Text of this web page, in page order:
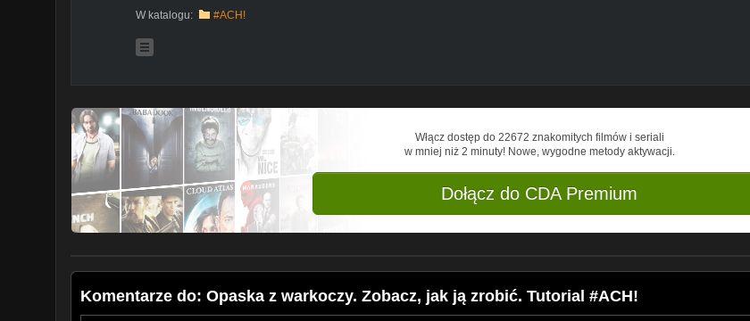
OBSERWUJ NAS NA SNAPIE: follow.gazeta
W katalogu: #ACH!
Włącz dostęp do 22672 znakomitych filmów i seriali
w mniej niż 2 minuty! Nowe, wygodne metody aktywacji.
Dołącz do CDA Premium
Komentarze do: Opaska z warkoczy. Zobacz, jak ją zrobić. Tutorial #ACH!